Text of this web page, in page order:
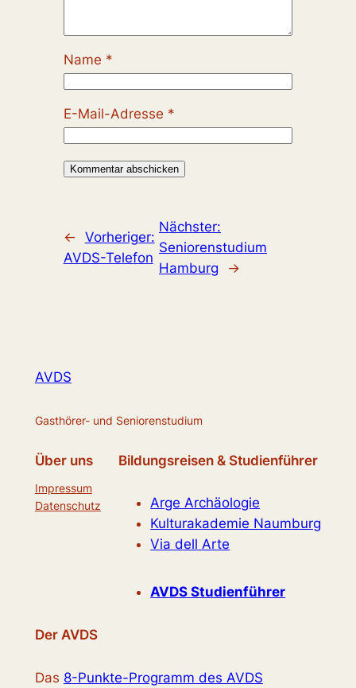
Name *
E-Mail-Adresse *
← Vorheriger:
AVDS-Telefon
Nächster:
Seniorenstudium
Hamburg
→
AVDS
Gasthörer- und Seniorenstudium
Über uns
Impressum
Datenschutz
Bildungsreisen & Studienführer
Arge Archäologie
Kulturakademie Naumburg
Via dell Arte
AVDS Studienführer
Der AVDS
Das 8-Punkte-Programm des AVDS